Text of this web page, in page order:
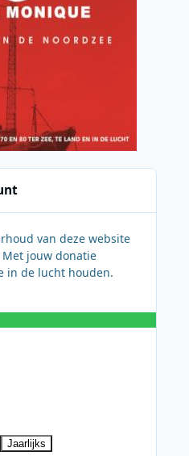
van deze website
jouw donatie
in de lucht houden.